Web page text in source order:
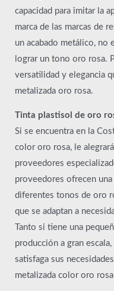
capacidad para imitar la
marca de las marcas de
un acabado metálico, no
lograr un tono oro rosa.
versatilidad y elegancia
metalizada oro rosa.
Tinta plastisol de oro
Si se encuentra en la
color oro rosa, le
proveedores
proveedores ofrecen
diferentes tonos de oro
que se adaptan a
Tanto si tiene una
producción a gran
satisfaga sus
metalizada color oro